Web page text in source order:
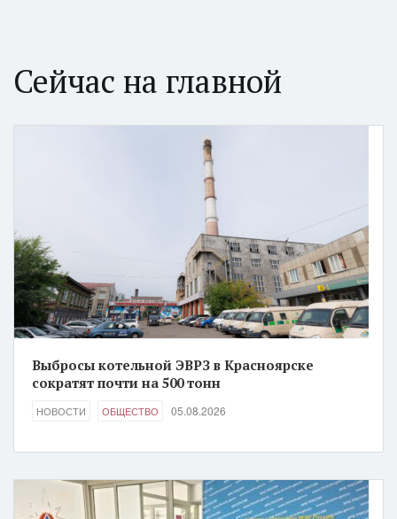
Сейчас на главной
Выбросы котельной ЭВРЗ в Красноярске
сократят почти на 500 тонн
НОВОСТИ ОБЩЕСТВО 05.08.2026